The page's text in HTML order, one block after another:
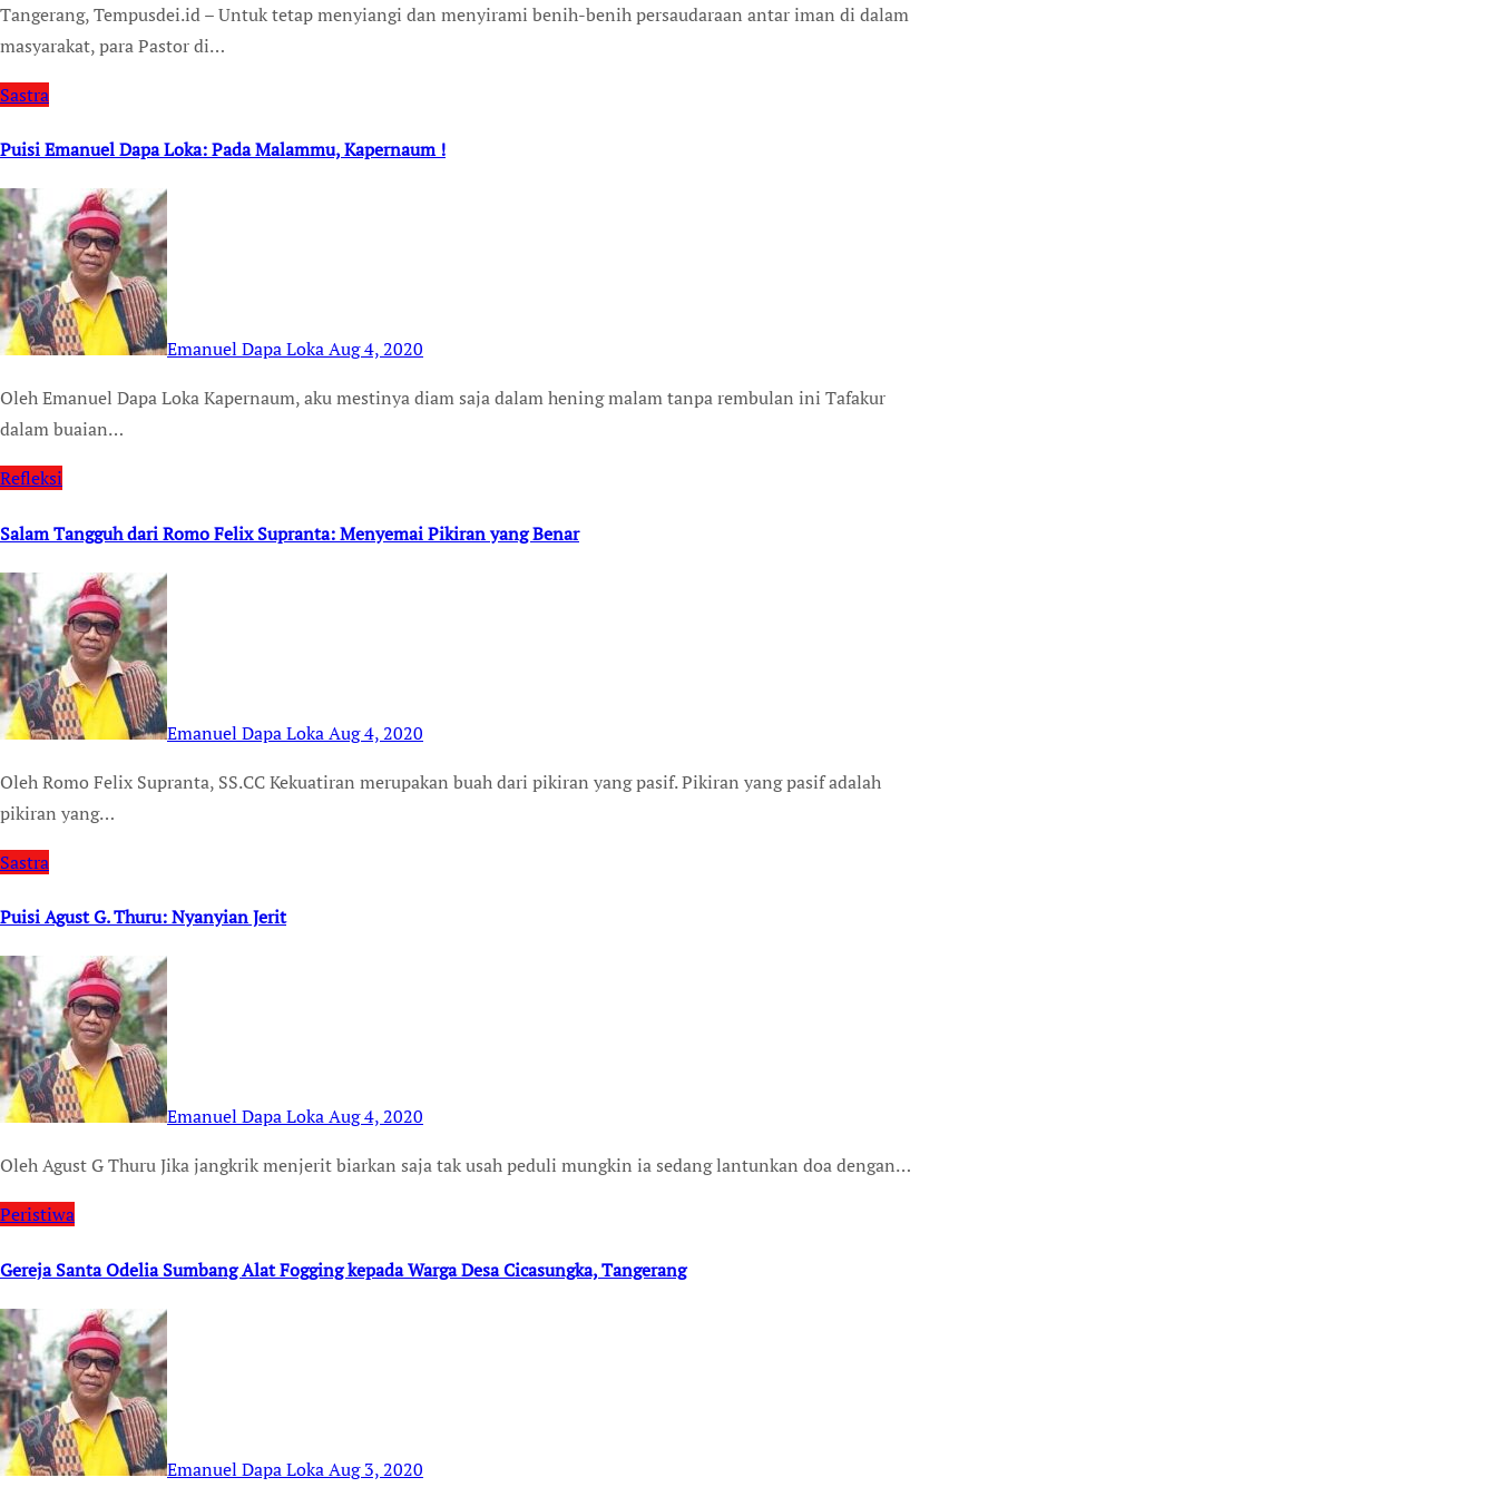
Tangerang, Tempusdei.id – Untuk tetap menyiangi dan menyirami benih-benih persaudaraan antar iman di dalam
masyarakat, para Pastor di…
Sastra
Puisi Emanuel Dapa Loka: Pada Malammu, Kapernaum !
Emanuel Dapa LokaAug 4, 2020
Oleh Emanuel Dapa Loka Kapernaum, aku mestinya diam saja dalam hening malam tanpa rembulan ini Tafakur
dalam buaian…
Refleksi
Salam Tangguh dari Romo Felix Supranta: Menyemai Pikiran yang Benar
Emanuel Dapa LokaAug 4, 2020
Oleh Romo Felix Supranta, SS.CC Kekuatiran merupakan buah dari pikiran yang pasif. Pikiran yang pasif adalah
pikiran yang…
Sastra
Puisi Agust G. Thuru: Nyanyian Jerit
Emanuel Dapa LokaAug 4, 2020
Oleh Agust G Thuru Jika jangkrik menjerit biarkan saja tak usah peduli mungkin ia sedang lantunkan doa dengan…
Peristiwa
Gereja Santa Odelia Sumbang Alat Fogging kepada Warga Desa Cicasungka, Tangerang
Emanuel Dapa LokaAug 3, 2020